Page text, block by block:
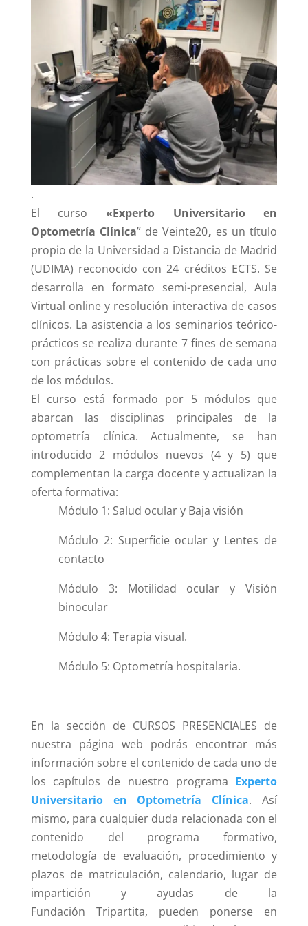
.
El curso «Experto Universitario en
Optometría Clínica” de Veinte20, es un título
propio de la Universidad a Distancia de Madrid
(UDIMA) reconocido con 24 créditos ECTS. Se
desarrolla en formato semi-presencial, Aula
Virtual online y resolución interactiva de casos
clínicos. La asistencia a los seminarios teórico-
prácticos se realiza durante 7 fines de semana
con prácticas sobre el contenido de cada uno
de los módulos.
El curso está formado por 5 módulos que
abarcan las disciplinas principales de la
optometría clínica. Actualmente, se han
introducido 2 módulos nuevos (4 y 5) que
complementan la carga docente y actualizan la
oferta formativa:
Módulo 1: Salud ocular y Baja visión
Módulo 2: Superficie ocular y Lentes de
contacto
Módulo 3: Motilidad ocular y Visión
binocular
Módulo 4: Terapia visual.
Módulo 5: Optometría hospitalaria.
En la sección de CURSOS PRESENCIALES de
nuestra página web podrás encontrar más
información sobre el contenido de cada uno de
los capítulos de nuestro programa Experto
Universitario en Optometría Clínica. Así
mismo, para cualquier duda relacionada con el
contenido del programa formativo,
metodología de evaluación, procedimiento y
plazos de matriculación, calendario, lugar de
impartición y ayudas de la
Fundación
Tripartita, pueden ponerse en